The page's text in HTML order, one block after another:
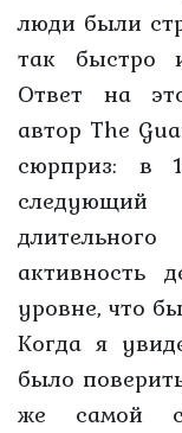
люди были
так быстро
Ответ на
автор The
сюрприз: в
активность
уровне, что
Когда я
было
же самой